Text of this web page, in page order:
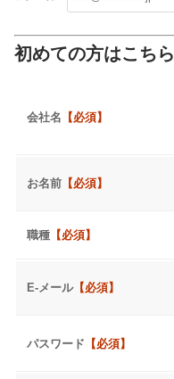
初めての方はこちら
会社名 【必須】
お名前 【必須】
職種 【必須】
E-メール【必須】
パスワード 【必須】